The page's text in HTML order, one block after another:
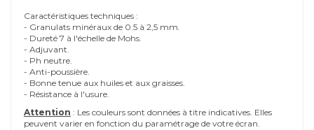
Caractéristiques techniques :
- Granulats minéraux de 0.5 à 2,5 mm.
- Dureté 7 à l'échelle de Mohs.
- Adjuvant.
- Ph neutre.
- Anti-poussière.
- Bonne tenue aux huiles et aux graisses.
- Résistance à l'usure.
Attention : Les couleurs sont données à titre indicatives. Elles
peuvent varier en fonction du paramétrage de votre écran.